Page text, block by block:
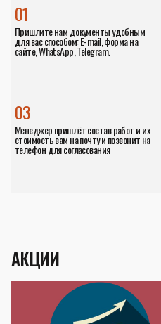
01
Пришлите нам документы удобным
для вас способом: E-mail, форма на
сайте, WhatsApp, Telegram.
03
Менеджер пришлёт состав работ и их
стоимость вам на почту и позвонит на
телефон для согласования
АКЦИИ